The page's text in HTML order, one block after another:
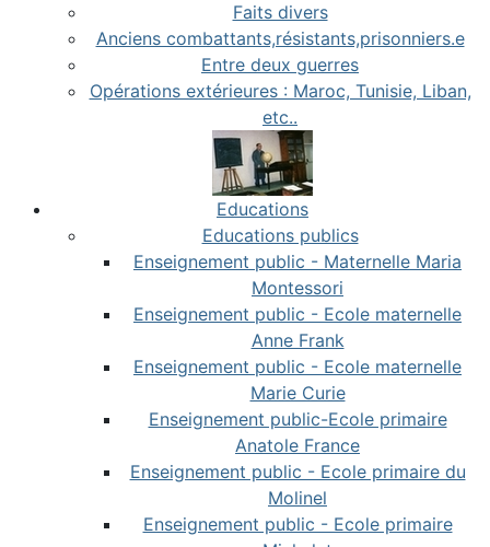
Faits divers
Anciens combattants,résistants,prisonniers.e
Entre deux guerres
Opérations extérieures : Maroc, Tunisie, Liban,
etc..
Educations
Educations publics
Enseignement public - Maternelle Maria
Montessori
Enseignement public - Ecole maternelle
Anne Frank
Enseignement public - Ecole maternelle
Marie Curie
Enseignement public-Ecole primaire
Anatole France
Enseignement public - Ecole primaire du
Molinel
Enseignement public - Ecole primaire